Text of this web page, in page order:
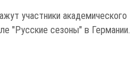
участники академического
"Русские сезоны" в Германии.